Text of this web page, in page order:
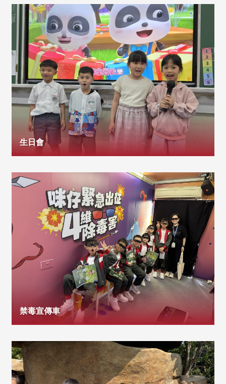
生日會
禁毒宣傳車